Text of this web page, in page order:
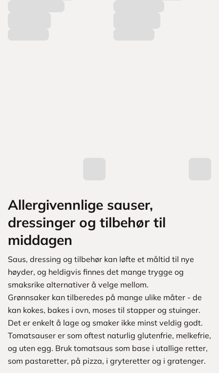
Allergivennlige sauser,
dressinger og tilbehør til
middagen
Saus, dressing og tilbehør kan løfte et måltid til nye
høyder, og heldigvis finnes det mange trygge og
smaksrike alternativer å velge mellom.
Grønnsaker kan tilberedes på mange ulike måter - de
kan kokes, bakes i ovn, moses til stapper og stuinger.
Det er enkelt å lage og smaker ikke minst veldig godt.
Tomatsauser er som oftest naturlig glutenfrie, melkefrie,
og uten egg. Bruk tomatsaus som base i utallige retter,
som pastaretter, på pizza, i gryteretter og i gratenger.